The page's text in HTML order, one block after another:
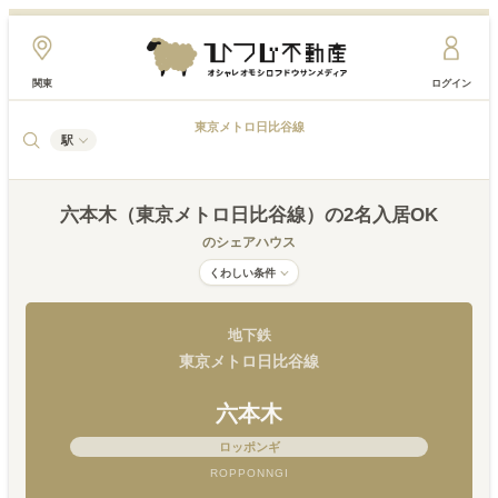
関東 ログイン
駅
東京メトロ日比谷線
六本木（東京メトロ日比谷線） の2名入居OK
のシェアハウス
くわしい条件
地下鉄
東京メトロ日比谷線
六本木
ロッポンギ
ROPPONNGI